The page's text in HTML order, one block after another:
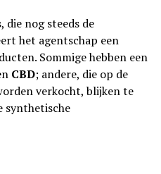
, die nog steeds de
het agentschap een
Sommige hebben een
CBD; andere, die op de
verkocht, blijken te
synthetische